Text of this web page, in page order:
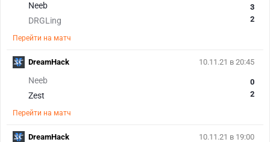
Neeb
DRGLing
3
2
Перейти на матч
10.11.21 в 20:45
Neeb
Zest
0
2
Перейти на матч
DreamHack
10.11.21 в 19:00
DreamHack